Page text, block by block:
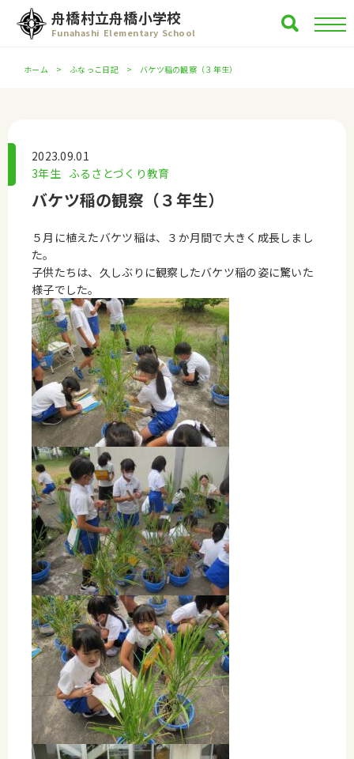
舟橋村立舟橋小学校
Funahashi Elementary School
ホーム ふなっこ日記 バケツ稲の観察（３年生）
2023.09.01
3年生 ふるさとづくり教育
バケツ稲の観察（３年生）
５月に植えたバケツ稲は、３か月間で大きく成長しまし
た。
子供たちは、久しぶりに観察したバケツ稲の姿に驚いた
様子でした。